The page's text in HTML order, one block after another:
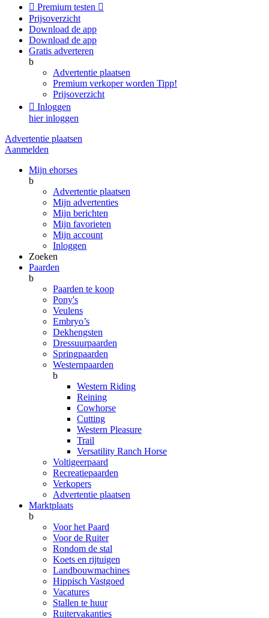
 Premium testen 
Prijsoverzicht
Download de app
Download de app
Gratis adverteren
b
Advertentie plaatsen
Premium verkoper worden Tipp!
Prijsoverzicht
 Inloggen
hier inloggen
Advertentie plaatsen
Aanmelden
Mijn ehorses
b
Advertentie plaatsen
Mijn advertenties
Mijn berichten
Mijn favorieten
Mijn account
Inloggen
Zoeken
Paarden
b
Paarden te koop
Pony's
Veulens
Embryo’s
Dekhengsten
Dressuurpaarden
Springpaarden
Westernpaarden
b
Western Riding
Reining
Cowhorse
Cutting
Western Pleasure
Trail
Versatility Ranch Horse
Voltigeerpaard
Recreatiepaarden
Verkopers
Advertentie plaatsen
Marktplaats
b
Voor het Paard
Voor de Ruiter
Rondom de stal
Koets en rijtuigen
Landbouwmachines
Hippisch Vastgoed
Vacatures
Stallen te huur
Ruitervakanties